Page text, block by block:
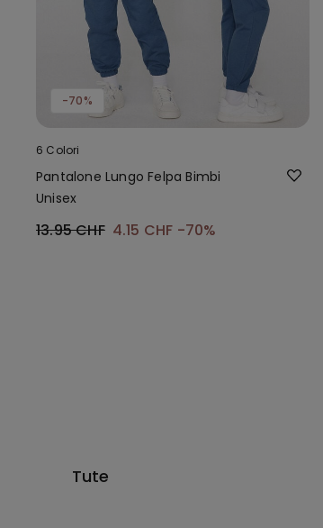
-70%
6 Colori
Pantalone Lungo Felpa Bimbi
Unisex
13.95 CHF 4.15 CHF -70%
Tute